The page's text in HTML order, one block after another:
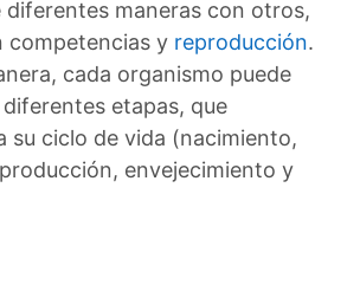
diferentes maneras con otros,
competencias y reproducción.
cada organismo puede
etapas, que
su ciclo de vida (nacimiento,
envejecimiento y